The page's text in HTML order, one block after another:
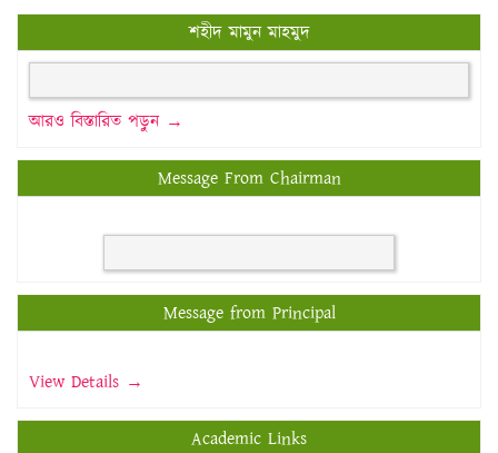
শহীদ মামুন মাহমুদ
আরও বিস্তারিত পড়ুন →
Message From Chairman
Message from Principal
View Details →
Academic Links